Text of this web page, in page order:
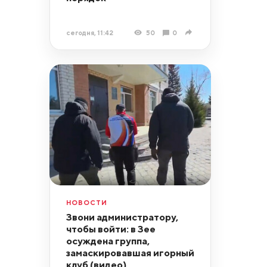
сегодня, 11:42 50 0
НОВОСТИ
Звони администратору,
чтобы войти: в Зее
осуждена группа,
замаскировавшая игорный